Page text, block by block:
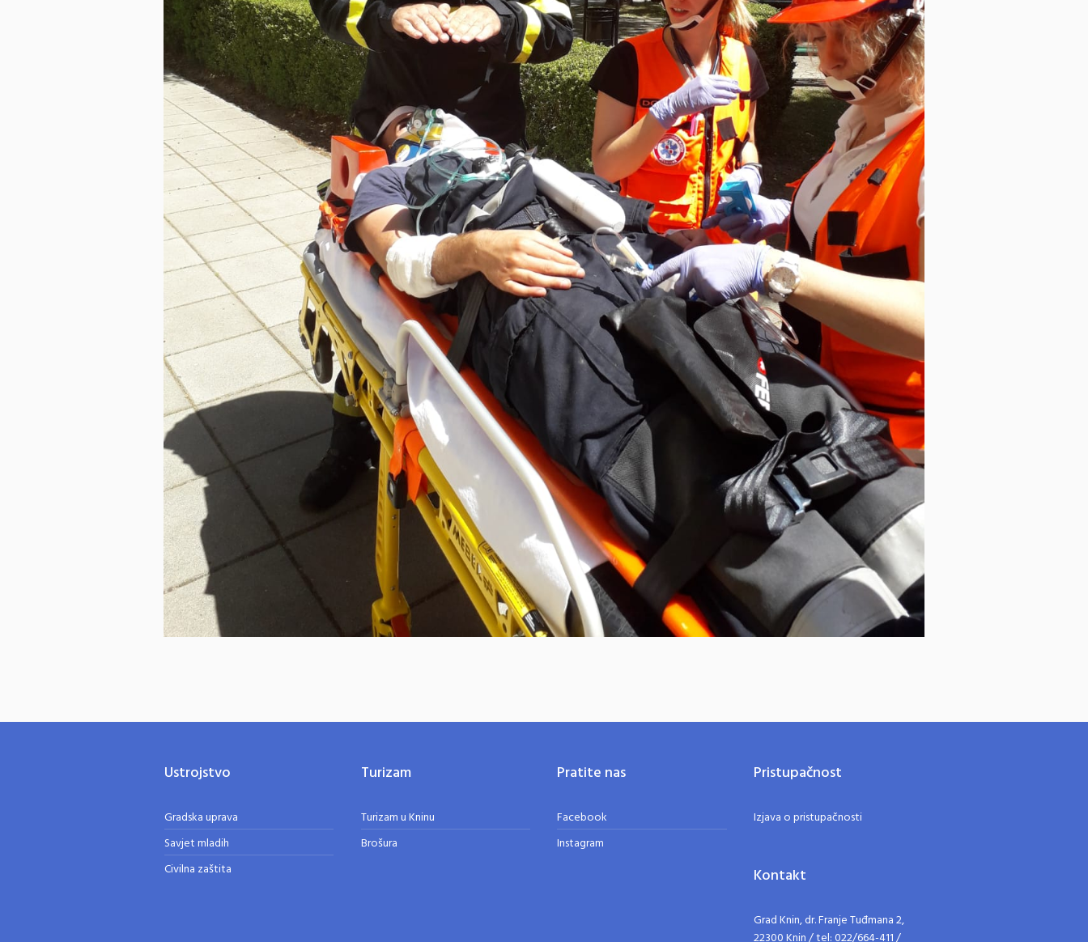
Ustrojstvo
Gradska uprava
Savjet mladih
Civilna zaštita
Turizam
Turizam u Kninu
Brošura
Pratite nas
Facebook
Instagram
Pristupačnost
Izjava o pristupačnosti
Kontakt
Grad Knin, dr. Franje Tuđmana 2,